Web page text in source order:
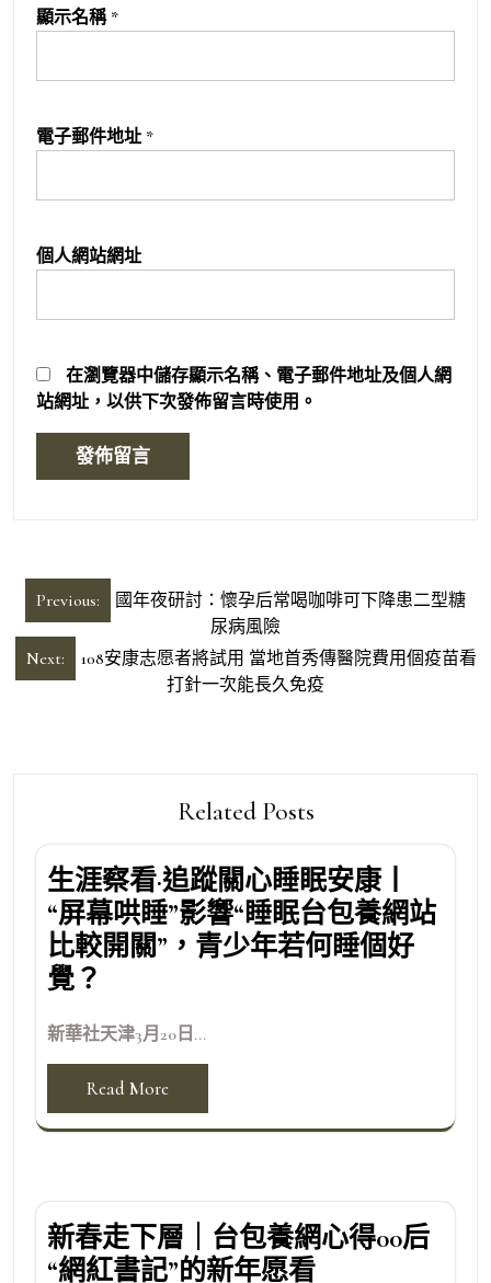
顯示名稱 *
電子郵件地址 *
個人網站網址
在瀏覽器中儲存顯示名稱、電子郵件地址及個人網
站網址，以供下次發佈留言時使用。
文
章
導
Previous:
國年夜研討：懷孕后常喝咖啡可下降患二型糖
尿病風險
Next:
108安康志愿者將試用 當地首秀傳醫院費用個疫苗看
打針一次能長久免疫
Related Posts
生涯察看·追蹤關心睡眠安康丨
“屏幕哄睡”影響“睡眠台包養網站
比較開關”，青少年若何睡個好
覺？
新華社天津3月20日...
Read More
新春走下層｜台包養網心得00后
“網紅書記”的新年愿看